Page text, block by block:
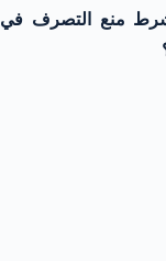
شرط منع التصرف في